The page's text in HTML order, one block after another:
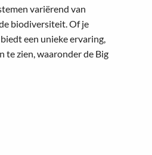
variërend van
biodiversiteit. Of je
een unieke ervaring,
te zien, waaronder de Big